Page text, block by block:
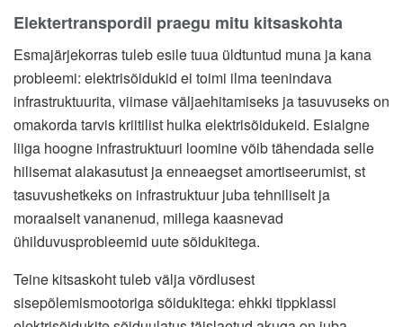
Elektertranspordil praegu mitu kitsaskohta
Esmajärjekorras tuleb esile tuua üldtuntud muna ja kana
probleemi: elektrisõidukid ei toimi ilma teenindava
infrastruktuurita, viimase väljaehitamiseks ja tasuvuseks on
omakorda tarvis kriitilist hulka elektrisõidukeid. Esialgne
liiga hoogne infrastruktuuri loomine võib tähendada selle
hilisemat alakasutust ja enneaegset amortiseerumist, st
tasuvushetkeks on infrastruktuur juba tehniliselt ja
moraalselt vananenud, millega kaasnevad
ühilduvusprobleemid uute sõidukitega.
Teine kitsaskoht tuleb välja võrdlusest
sisepõlemismootoriga sõidukitega: ehkki tippklassi